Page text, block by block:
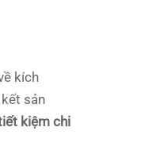
kích
sản
kiệm chi